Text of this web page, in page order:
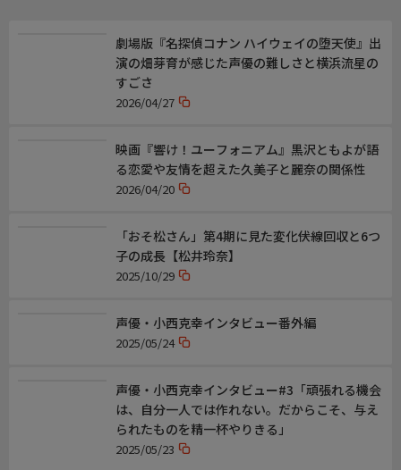
劇場版『名探偵コナン ハイウェイの堕天使』出
演の畑芽育が感じた声優の難しさと横浜流星の
すごさ
2026/04/27
映画『響け！ユーフォニアム』黒沢ともよが語
る恋愛や友情を超えた久美子と麗奈の関係性
2026/04/20
「おそ松さん」第4期に見た変化――伏線回収と6つ
子の成長【松井玲奈】
2025/10/29
声優・小西克幸インタビュー番外編
2025/05/24
声優・小西克幸インタビュー#3「頑張れる機会
は、自分一人では作れない。だからこそ、与え
られたものを精一杯やりきる」
2025/05/23